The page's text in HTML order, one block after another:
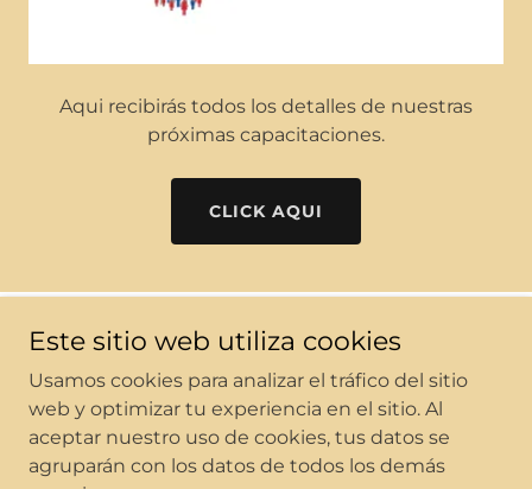
Aqui recibirás todos los detalles de nuestras
próximas capacitaciones.
CLICK AQUI
Copyright © 2026 Transformación Paraguay - Todos los
derechos reservados.
Con tecnología de
Este sitio web utiliza cookies
Usamos cookies para analizar el tráfico del sitio
web y optimizar tu experiencia en el sitio. Al
aceptar nuestro uso de cookies, tus datos se
agruparán con los datos de todos los demás